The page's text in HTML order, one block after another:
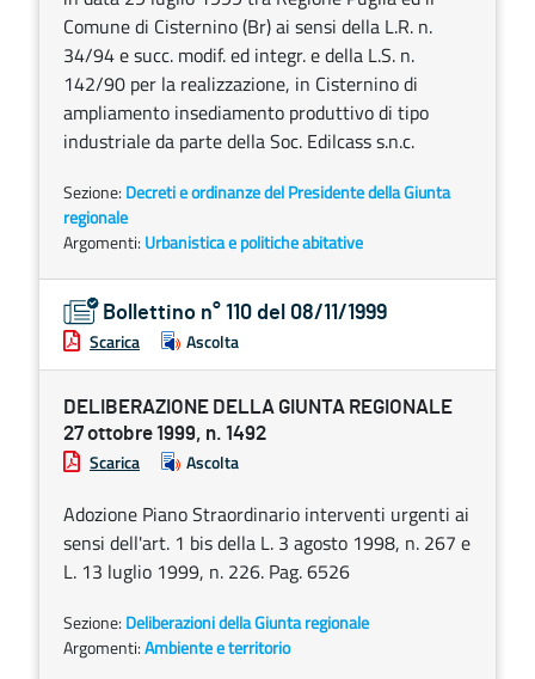
Comune di Cisternino (Br) ai sensi della L.R. n.
34/94 e succ. modif. ed integr. e della L.S. n.
142/90 per la realizzazione, in Cisternino di
ampliamento insediamento produttivo di tipo
industriale da parte della Soc. Edilcass s.n.c.
Sezione: Decreti e ordinanze del Presidente della Giunta
regionale
Argomenti: Urbanistica e politiche abitative
Bollettino n° 110 del 08/11/1999
Scarica Ascolta
DELIBERAZIONE DELLA GIUNTA REGIONALE
27 ottobre 1999, n. 1492
Scarica Ascolta
Adozione Piano Straordinario interventi urgenti ai
sensi dell'art. 1 bis della L. 3 agosto 1998, n. 267 e
L. 13 luglio 1999, n. 226. Pag. 6526
Sezione: Deliberazioni della Giunta regionale
Argomenti:Ambiente e territorio